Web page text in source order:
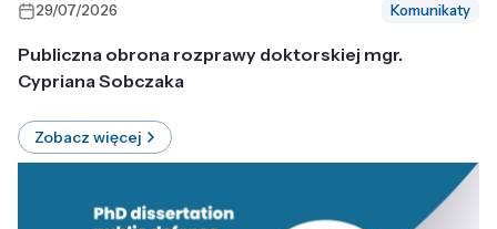
29/07/2026 Komunikaty
Publiczna obrona rozprawy doktorskiej mgr.
Cypriana Sobczaka
Zobacz więcej